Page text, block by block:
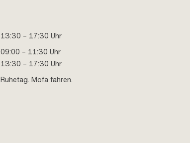
13:30 – 17:30 Uhr
09:00 – 11:30 Uhr
13:30 – 17:30 Uhr
Ruhetag. Mofa fahren.